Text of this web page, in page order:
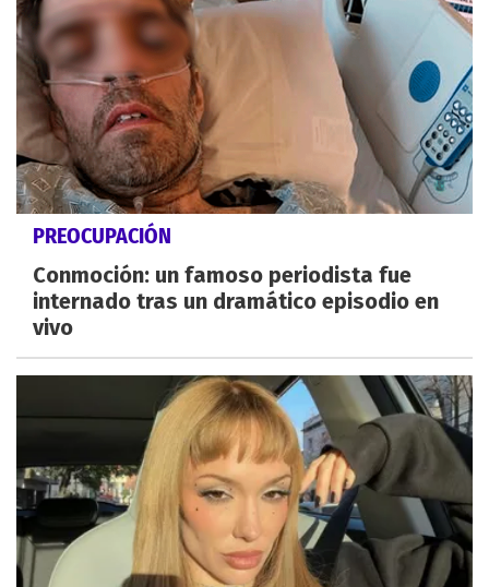
PREOCUPACIÓN
Conmoción: un famoso periodista fue
internado tras un dramático episodio en
vivo